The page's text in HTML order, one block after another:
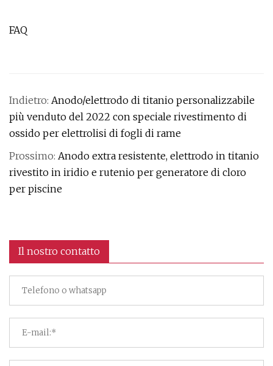
FAQ
Indietro: Anodo/elettrodo di titanio personalizzabile
più venduto del 2022 con speciale rivestimento di
ossido per elettrolisi di fogli di rame
Prossimo: Anodo extra resistente, elettrodo in titanio
rivestito in iridio e rutenio per generatore di cloro
per piscine
Il nostro contatto